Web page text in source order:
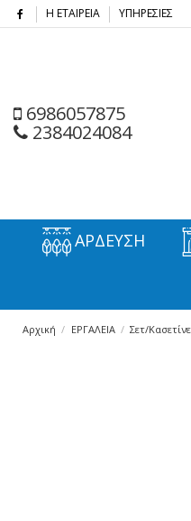
Η ΕΤΑΙΡΕΙΑ ΥΠΗΡΕΣΙΕΣ
6986057875
2384024084
ΑΡΔΕΥΣΗ
Αρχική ΕΡΓΑΛΕΙΑ Σετ/